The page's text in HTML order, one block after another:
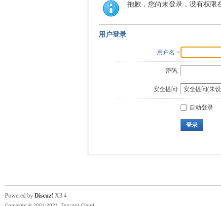
抱歉，您尚未登录，没有权限
用户登录
用户名
密码:
安全提问:
自动登录
登录
Powered by Discuz! X3.4